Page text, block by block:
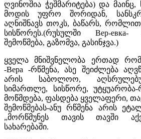
ღვინოშია ჭეშმარიტება) და მაინც,
მოდის უფრო შორიდან,
აღნიშნავს თოკს, ბაწარს,
სისწორეს.(რუსულში Вер-евка-
შემოწმება, გაზომვა, გასინჯვა.)
ყველა მნიშვნელობა ერთად რომ
-Вера -რწმენა, ასე შეიძლება
არის საბოლოო,
სიმართლე, სისწორე,
მოწმდება, ფასდება ყველაფერი,
შემოწმებას-ანუ რწმენა არის
„მორწმუნეს თავის თავში
სახარებაში.